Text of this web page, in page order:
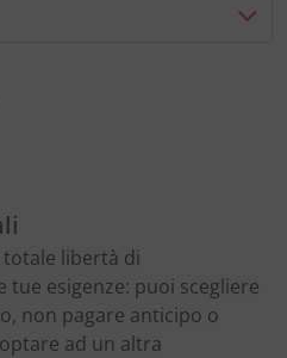
libertà di
tue esigenze: puoi scegliere
non pagare anticipo o
ad un altra